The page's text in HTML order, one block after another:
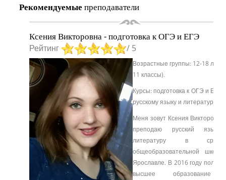
Рекомендуемые преподаватели
Ксения Викторовна - подготовка к ОГЭ и ЕГЭ
Рейтинг / 5
Возрастные группы: 12-18 лет
11 классы).
Курсы: подготовка к ОГЭ и ЕГЭ
русскому языку и литературе
Меня зовут Ксения
преподаю русский язык
литературу в
общеобразовательной
Ярославле. В 2016 году
высшее образование